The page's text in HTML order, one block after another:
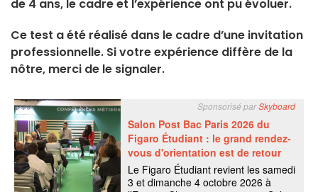
de 4 ans, le cadre et l’expérience ont pu évoluer.
Ce test a été réalisé dans le cadre d’une invitation
professionnelle. Si votre expérience diffère de la
nôtre, merci de le signaler.